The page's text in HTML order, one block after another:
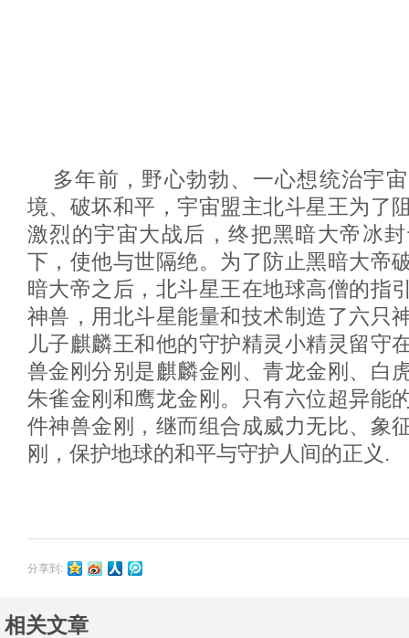
多年前，野心勃勃、一心想统治宇
境、破坏和平，宇宙盟主北斗星王为了
激烈的宇宙大战后，终把黑暗大帝冰
下，使他与世隔绝。为了防止黑暗大帝
暗大帝之后，北斗星王在地球高僧的指
神兽，用北斗星能量和技术制造了六只
儿子麒麟王和他的守护精灵小精灵留守
兽金刚分别是麒麟金刚、青龙金刚、白
朱雀金刚和鹰龙金刚。只有六位超异能
件神兽金刚，继而组合成威力无比、象
刚，保护地球的和平与守护人间的正义.
分享到:
相关文章